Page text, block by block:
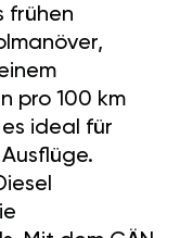
frühen
pro 100 km
ideal für